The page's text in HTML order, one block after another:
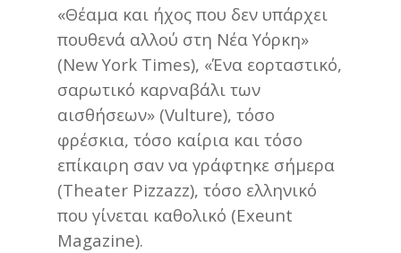
«Θέαμα και ήχος που δεν υπάρχει
πουθενά αλλού στη Νέα Υόρκη»
(New York Times), «Ένα εορταστικό,
σαρωτικό καρναβάλι των
αισθήσεων» (Vulture), τόσο
φρέσκια, τόσο καίρια και τόσο
επίκαιρη σαν να γράφτηκε σήμερα
(Theater Pizzazz), τόσο ελληνικό
που γίνεται καθολικό (Exeunt
Magazine).